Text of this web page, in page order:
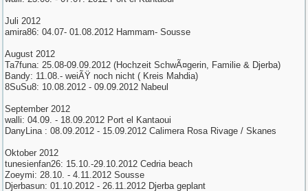
Juli 2012
amira86: 04.07- 01.08.2012 Hammam- Sousse
August 2012
Ta7funa: 25.08-09.09.2012 (Hochzeit SchwÃ¤gerin, Familie & Djerba)
Bandy: 11.08.- weiÃŸ noch nicht ( Kreis Mahdia)
8SuSu8: 10.08.2012 - 09.09.2012 Nabeul
September 2012
walli: 04.09. - 18.09.2012 Port el Kantaoui
DanyLina : 08.09.2012 - 15.09.2012 Calimera Rosa Rivage / Skanes
Oktober 2012
tunesienfan26: 15.10.-29.10.2012 Cedria beach
Zoeymi: 28.10. - 4.11.2012 Sousse
Djerbasun: 01.10.2012 - 26.11.2012 Djerba geplant